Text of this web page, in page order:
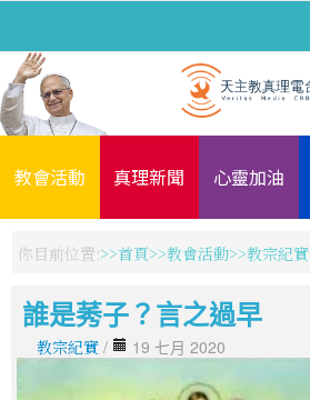
教會活動 真理新聞 心靈加油
你目前位置: 首頁 教會活動 教宗紀實
誰是莠子？言之過早
教宗紀實 / 19 七月 2020